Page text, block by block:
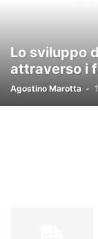
Lo sviluppo
attraverso i
Agostino Marotta -